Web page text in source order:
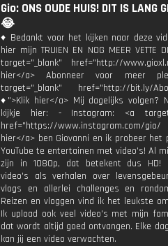
Gio: ONS OUDE HUIS! DIT IS LANG
😂
♦ Bedankt voor het kijken naar deze
hier mijn TRUIEN EN NOG MEER VETTE
target="_blank" href="http://
hier</a> Abonneer voor meer
target="_blank" href="http://bit.ly/
♦">Klik hier</a> Mij dagelijks volgen?
kijkje hier: - Instagram: <a
href="https://www.instagram.com/
hier</a> ben Giovanni en ik probeer het
YouTube te entertainen met video's! Al
zijn in 1080p, dat betekent dus HD!
video's als verhalen over
vlogs en allerlei challenges en
Reizen en vloggen vind ik het leukste
Ik upload ook veel video's met mijn
dat wordt altijd goed ontvangen. Elke
kan jij een video verwachten.